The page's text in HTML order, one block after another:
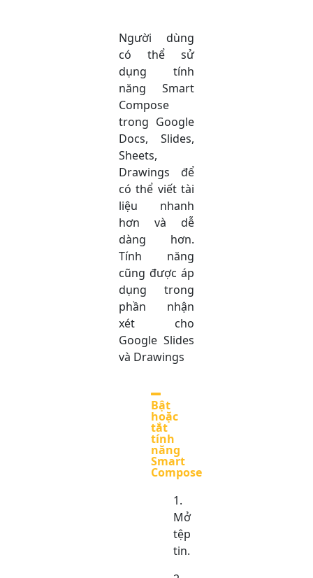
Người dùng
có thể sử
dụng tính
năng Smart
Compose
trong Google
Docs, Slides,
Sheets,
Drawings để
có thể viết tài
liệu nhanh
hơn và dễ
dàng hơn.
Tính năng
cũng được áp
dụng trong
phần nhận
xét cho
Google Slides
và Drawings
Bật
hoặc
tắt
tính
năng
Smart
Compose
Mở
tệp
tin.